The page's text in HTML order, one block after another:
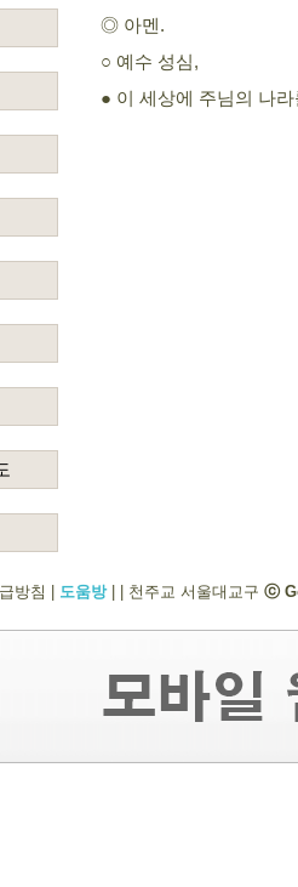
◎ 아멘.
○ 예수 성심,
● 이 세상에 주님의 나
방침 도움방 천주교 서울대교구 ⓒ